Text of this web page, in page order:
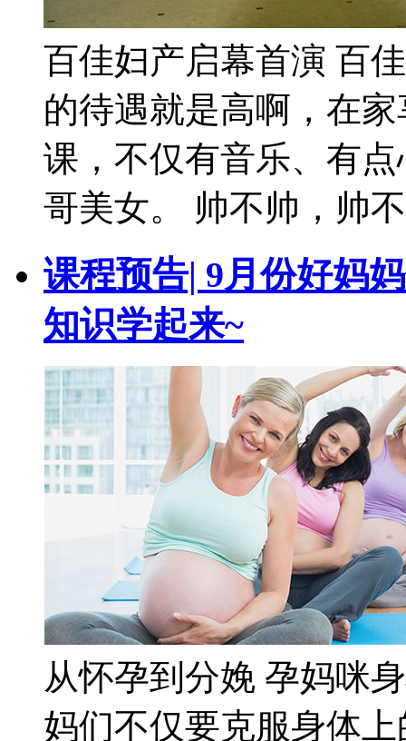
百佳妇产启幕首演 百
的待遇就是高啊，在
课，不仅有音乐、有
哥美女。 帅不帅，帅
课程预告| 9月份好妈
知识学起来~
从怀孕到分娩 孕妈咪
妈们不仅要克服身体